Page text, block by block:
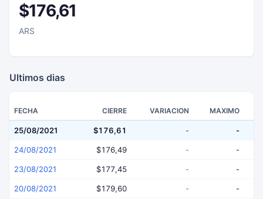
$176,61
ARS
Ultimos dias
FECHA CIERRE VARIACION MAXIMO
25/08/2021 $176,61 - -
24/08/2021 $176,49 - -
23/08/2021 $177,45 - -
20/08/2021 $179,60 - -